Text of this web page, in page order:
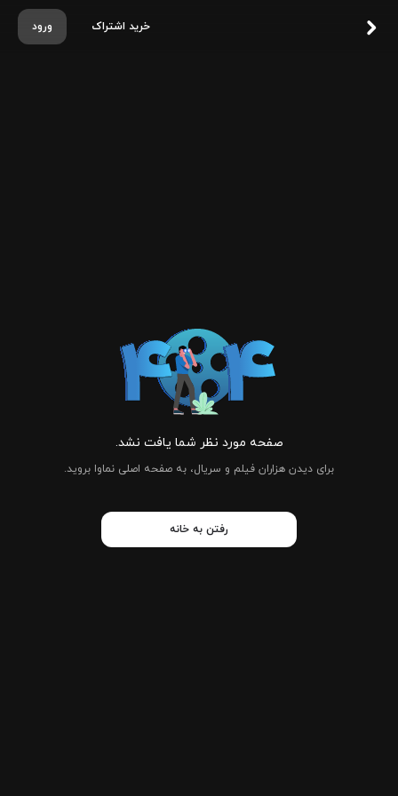
ورود خرید اشتراک
صفحه مورد نظر شما یافت نشد.
برای دیدن هزاران فیلم و سریال، به صفحه اصلی نماوا بروید.
رفتن به خانه